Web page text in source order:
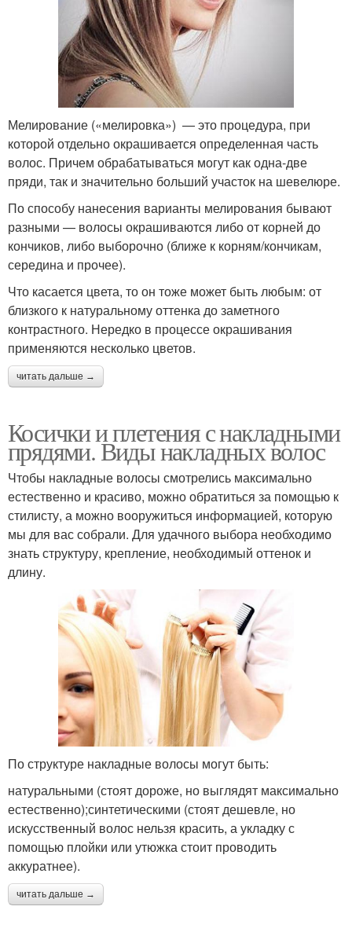
Мелирование («мелировка») — это процедура, при
которой отдельно окрашивается определенная часть
волос. Причем обрабатываться могут как одна-две
пряди, так и значительно больший участок на шевелюре.
По способу нанесения варианты мелирования бывают
разными — волосы окрашиваются либо от корней до
кончиков, либо выборочно (ближе к корням/кончикам,
середина и прочее).
Что касается цвета, то он тоже может быть любым: от
близкого к натуральному оттенка до заметного
контрастного. Нередко в процессе окрашивания
применяются несколько цветов.
читать дальше →
Косички и плетения с накладными
прядями. Виды накладных волос
Чтобы накладные волосы смотрелись максимально
естественно и красиво, можно обратиться за помощью к
стилисту, а можно вооружиться информацией, которую
мы для вас собрали. Для удачного выбора необходимо
знать структуру, крепление, необходимый оттенок и
длину.
По структуре накладные волосы могут быть:
натуральными (стоят дороже, но выглядят максимально
естественно);синтетическими (стоят дешевле, но
искусственный волос нельзя красить, а укладку с
помощью плойки или утюжка стоит проводить
аккуратнее).
читать дальше →